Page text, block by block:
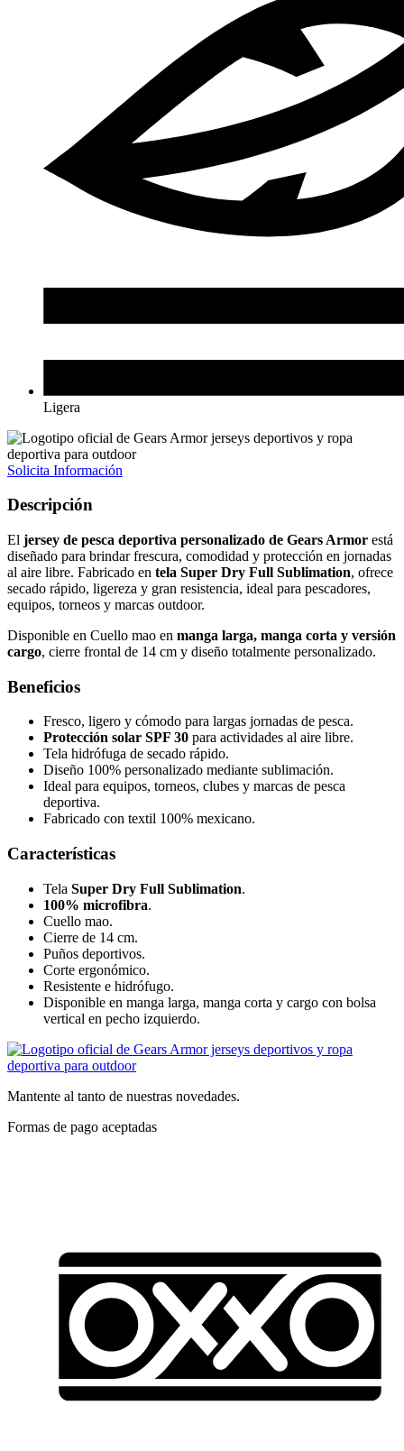
Ligera
Solicita Información
Descripción
El jersey de pesca deportiva personalizado de Gears Armor está
diseñado para brindar frescura, comodidad y protección en jornadas
al aire libre. Fabricado en tela Super Dry Full Sublimation, ofrece
secado rápido, ligereza y gran resistencia, ideal para pescadores,
equipos, torneos y marcas outdoor.
Disponible en Cuello mao en manga larga, manga corta y versión
cargo, cierre frontal de 14 cm y diseño totalmente personalizado.
Beneficios
Fresco, ligero y cómodo para largas jornadas de pesca.
Protección solar SPF 30 para actividades al aire libre.
Tela hidrófuga de secado rápido.
Diseño 100% personalizado mediante sublimación.
Ideal para equipos, torneos, clubes y marcas de pesca
deportiva.
Fabricado con textil 100% mexicano.
Características
Tela Super Dry Full Sublimation.
100% microfibra.
Cuello mao.
Cierre de 14 cm.
Puños deportivos.
Corte ergonómico.
Resistente e hidrófugo.
Disponible en manga larga, manga corta y cargo con bolsa
vertical en pecho izquierdo.
Mantente al tanto de nuestras novedades.
Formas de pago aceptadas